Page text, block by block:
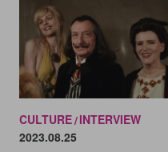
CULTURE INTERVIEW
2023.08.25